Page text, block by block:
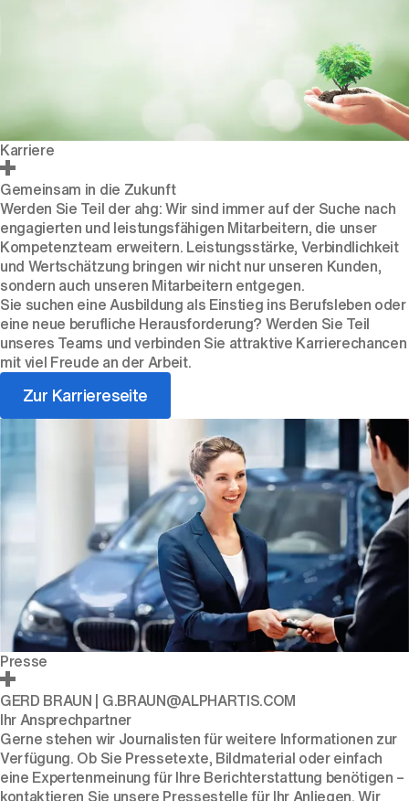
Karriere
Gemeinsam in die Zukunft
Werden Sie Teil der ahg: Wir sind immer auf der Suche nach
engagierten und leistungsfähigen Mitarbeitern, die unser
Kompetenzteam erweitern. Leistungsstärke, Verbindlichkeit
und Wertschätzung bringen wir nicht nur unseren Kunden,
sondern auch unseren Mitarbeitern entgegen.
Sie suchen eine Ausbildung als Einstieg ins Berufsleben oder
eine neue berufliche Herausforderung? Werden Sie Teil
unseres Teams und verbinden Sie attraktive Karrierechancen
mit viel Freude an der Arbeit.
Zur Karriereseite
Presse
GERD BRAUN | G.BRAUN@ALPHARTIS.COM
Ihr Ansprechpartner
Gerne stehen wir Journalisten für weitere Informationen zur
Verfügung. Ob Sie Pressetexte, Bildmaterial oder einfach
eine Expertenmeinung für Ihre Berichterstattung benötigen –